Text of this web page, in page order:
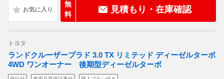
無
料
見積もり・在庫確認
トヨタ
ランドクルーザープラド 3.0 TX リミテッド ディーゼルターボ
4WD ワンオーナー 後期型ディーゼルターボ